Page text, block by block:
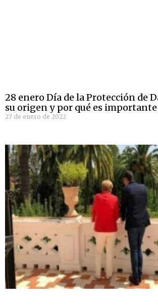
28 enero Día de la Protección de
su origen y por qué es importante
27 de enero de 2022